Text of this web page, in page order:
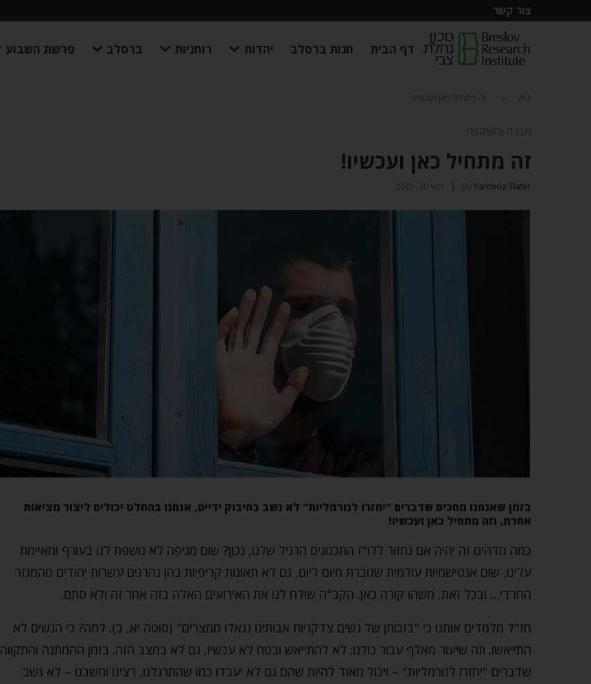
צור קשר
דף הבית חנות ברסלב יהדות רוחניות ברסלב פרשת השבוע
בית זה מתחיל כאן ועכשיו!
חברה והשקפה
זה מתחיל כאן ועכשיו!
By Yardena Slater מאי 30, 2021
בזמן שאנחנו מחכים שדברים "יחזרו לנורמליות" לא נשב בחיבוק ידיים, אנחנו בהחלט יכולים ליצור מציאות
אחרת, וזה מתחיל כאן ועכשיו!
כמה מדהים זה יהיה אם נחזור ללו"ז התכנונים הרגיל שלנו, נכון? שום מגיפה לא נושפת לנו בעורף ומאיימת
עלינו, שום אנטישמיות עולמית שגוברת מיום ליום, גם לא תאונות קריפיות בהן נהרגים עשרות יהודים מהמגזר
החרדי… ובכל זאת, משהו קורה כאן. הקב"ה שולח לנו את האירועים האלה בזה אחר זה ולא סתם.
חז"ל מלמדים אותנו כי "בזכותן של נשים צדקניות אבותינו נגאלו ממצרים" (סוטה יא, ב). למה? כי הנשים לא
התייאשו. וזה שיעור מאלף עבור כולנו: לא להתייאש ובטח לא עכשיו, גם לא במצב הזה. בזמן ההמתנה והתקווה
שדברים "יחזרו לנורמליות" – ויכול מאוד להיות שהם גם לא יעבדו כמו שהתרגלנו, רצינו וחשבנו – לא נשב